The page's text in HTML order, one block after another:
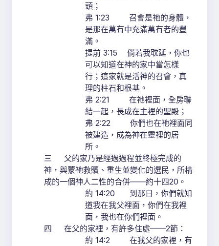
頭；
弗 1:23 召會是祂的身體，
是那在萬有中充滿萬有者的豐
滿。
提前 3:15 倘若我耽延，你也
可以知道在神的家中當怎樣
行；這家就是活神的召會，真
理的柱石和根基。
弗 2:21 在祂裡面，全房聯
結一起，長成在主裡的聖殿；
弗 2:22 你們也在祂裡面同
被建造，成為神在靈裡的居
所。
三 父的家乃是經過過程並終極完成的
神，與蒙祂救贖、重生並變化的選民，所構
成的一個神人二性的合併——約十四20。
約 14:20 到那日，你們就知
道我在我父裡面，你們在我裡
面，我也在你們裡面。
四 在父的家裡，有許多住處——2節：
約 14:2 在我父的家裡，有